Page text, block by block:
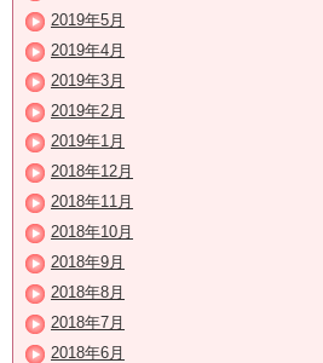
2019年5月
2019年4月
2019年3月
2019年2月
2019年1月
2018年12月
2018年11月
2018年10月
2018年9月
2018年8月
2018年7月
2018年6月